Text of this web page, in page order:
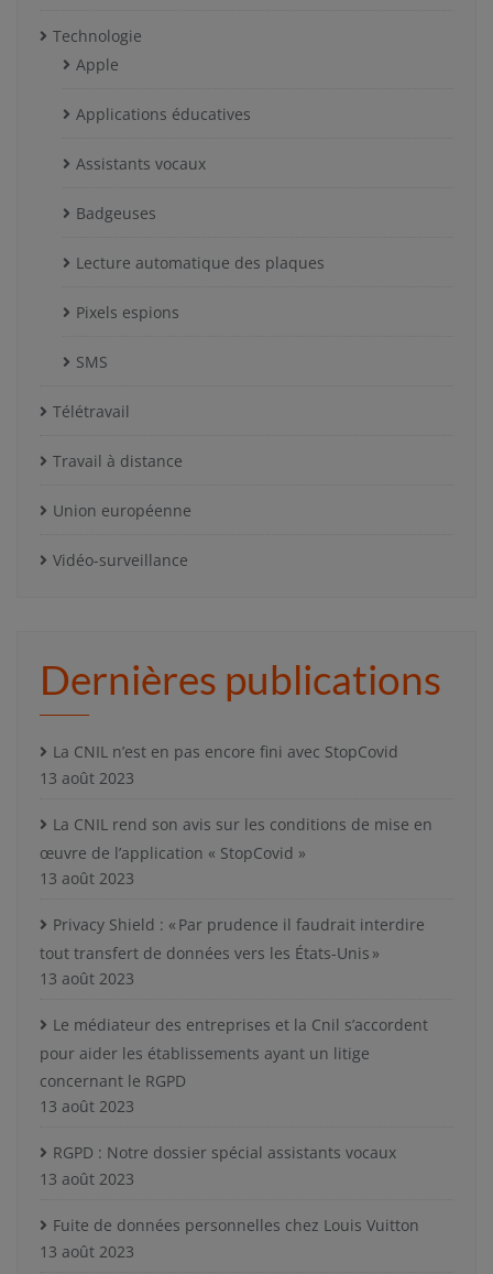
Technologie
Apple
Applications éducatives
Assistants vocaux
Badgeuses
Lecture automatique des plaques
Pixels espions
SMS
Télétravail
Travail à distance
Union européenne
Vidéo-surveillance
Dernières publications
La CNIL n’est en pas encore fini avec StopCovid
13 août 2023
La CNIL rend son avis sur les conditions de mise en
œuvre de l’application « StopCovid »
13 août 2023
Privacy Shield : « Par prudence il faudrait interdire
tout transfert de données vers les États-Unis »
13 août 2023
Le médiateur des entreprises et la Cnil s’accordent
pour aider les établissements ayant un litige
concernant le RGPD
13 août 2023
RGPD : Notre dossier spécial assistants vocaux
13 août 2023
Fuite de données personnelles chez Louis Vuitton
13 août 2023